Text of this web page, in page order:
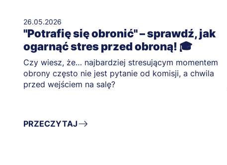
26.05.2026
"Potrafię się obronić" – sprawdź, jak
ogarnąć stres przed obroną! 🎓
Czy wiesz, że… najbardziej stresującym momentem
obrony często nie jest pytanie od komisji, a chwila
przed wejściem na salę?
PRZECZYTAJ